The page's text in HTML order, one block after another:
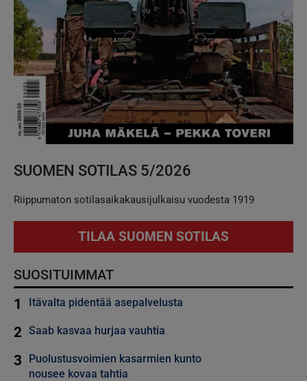
SUOMEN SOTILAS 5/2026
Riippumaton sotilasaikakausijulkaisu vuodesta 1919
TILAA SUOMEN SOTILAS
SUOSITUIMMAT
1 Itävalta pidentää asepalvelusta
2 Saab kasvaa hurjaa vauhtia
3
Puolustusvoimien kasarmien kunto
nousee kovaa tahtia